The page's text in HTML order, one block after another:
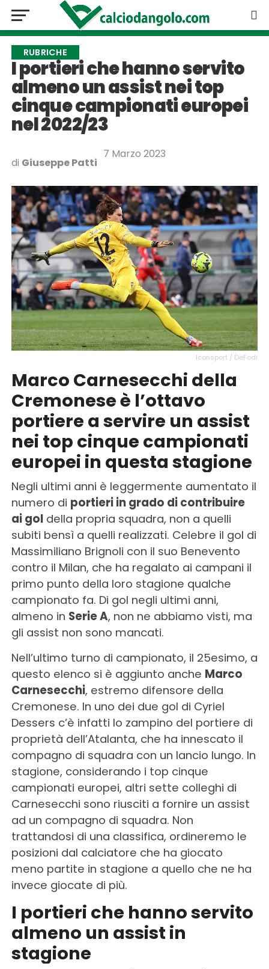
RUBRICHE
I portieri che hanno servito
almeno un assist nei top
cinque campionati europei
nel 2022/23
di Giuseppe Patti
7 Marzo 2023
Iconsport / DeFodi
Marco Carnesecchi della
Cremonese è l’ottavo
portiere a servire un assist
nei top cinque campionati
europei in questa stagione
Negli ultimi anni è leggermente aumentato il
numero di portieri in grado di contribuire
ai goldella propria squadra, non a quelli
subiti bensì a quelli realizzati. Celebre il gol di
Massimiliano Brignoli con il suo Benevento
contro il Milan, che ha regalato ai campani il
primo punto della loro stagione qualche
campionato fa. Di gol negli ultimi anni,
almeno in Serie A, non ne abbiamo visti, ma
gli assist non sono mancati.
Nell’ultimo turno di campionato, il 25esimo, a
questo elenco si è aggiunto anche Marco
Carnesecchi, estremo difensore della
Cremonese. In uno dei due gol di Cyriel
Dessers c’è infatti lo zampino del portiere di
proprietà dell’Atalanta, che ha innescato il
compagno di squadra con un lancio lungo. In
stagione, considerando i top cinque
campionati europei, altri sette colleghi di
Carnesecchi sono riusciti a fornire un assist
ad un compagno di squadra. Non
trattandosi di una classifica, ordineremo le
posizioni dal calciatore che ha giocato
meno partite in stagione a quello che ne ha
invece giocate di più.
I portieri che hanno servito
almeno un assist in
stagione